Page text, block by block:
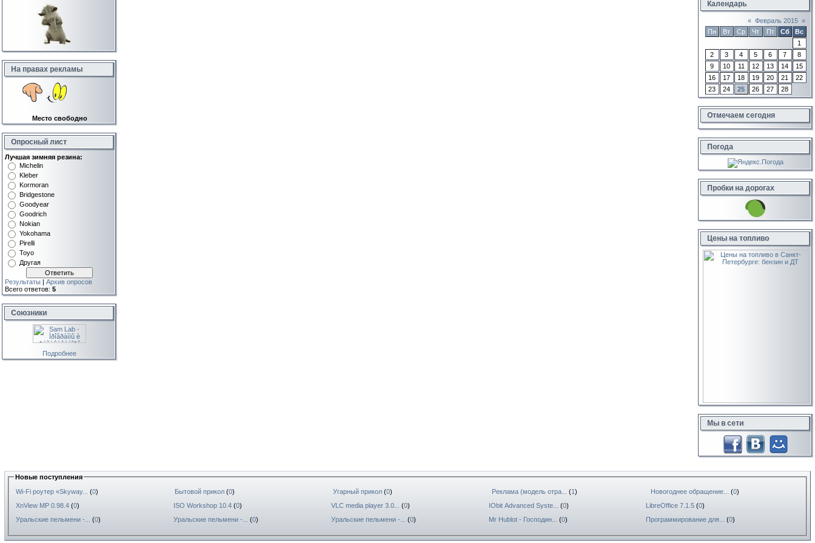
На правах рекламы
Место свободно
Опросный лист
Лучшая зимняя резина:
Michelin
Kleber
Kormoran
Bridgestone
Goodyear
Goodrich
Nokian
Yokohama
Pirelli
Toyo
Другая
Результаты | Архив опросов
Всего ответов: 5
Союзники
Подробнее
Календарь
« Февраль 2015 »
Пн
Вт Ср Чт Пт Сб
Вс
1
2
3 4 5 6 7
8
9
10 11 12 13 14
15
16
17 18 19 20 21
22
23
24 25 26 27 28
Отмечаем сегодня
Погода
Пробки на дорогах
Цены на топливо
Мы в сети
Новые поступления
Wi-Fi роутер «Skyway...
(0) Бытовой прикол (0) Угарный прикол (0) Реклама (модель отра... (1) Новогоднее обращение... (0)
XnView MP 0.98.4 (0) ISO Workshop 10.4 (0) VLC media player 3.0... (0) IObit Advanced Syste... (0) LibreOffice 7.1.5 (0)
Уральские пельмени -...
(0) Уральские пельмени -... (0) Уральские пельмени -... (0) Mr Hublot - Господин... (0) Программирование для... (0)